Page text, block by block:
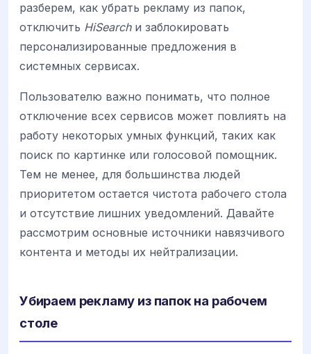
разберем, как убрать рекламу из папок,
отключить HiSearchи заблокировать
персонализированные предложения в
системных сервисах.
Пользователю важно понимать, что полное
отключение всех сервисов может повлиять на
работу некоторых умных функций, таких как
поиск по картинке или голосовой помощник.
Тем не менее, для большинства людей
приоритетом остается чистота рабочего стола
и отсутствие лишних уведомлений. Давайте
рассмотрим основные источники навязчивого
контента и методы их нейтрализации.
Убираем рекламу из папок на рабочем
столе